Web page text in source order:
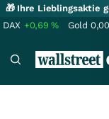
🎁 Ihre Lieblingsaktie
DAX +0,69% Gold 0,00